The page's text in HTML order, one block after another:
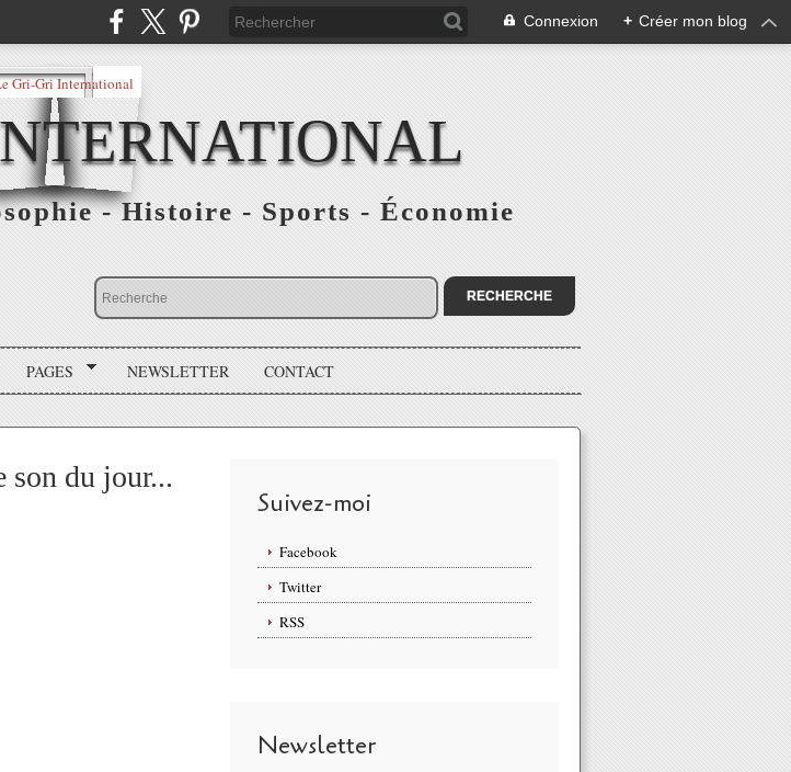
Connexion + Créer mon blog
- Histoire - Sports - Économie
PAGES NEWSLETTER CONTACT
son du jour...
Suivez-moi
Facebook
Twitter
RSS
Newsletter